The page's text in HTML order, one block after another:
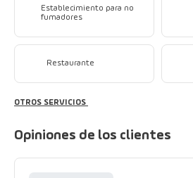
Establecimiento para no
fumadores
Restaurante
OTROS SERVICIOS
Opiniones de los clientes